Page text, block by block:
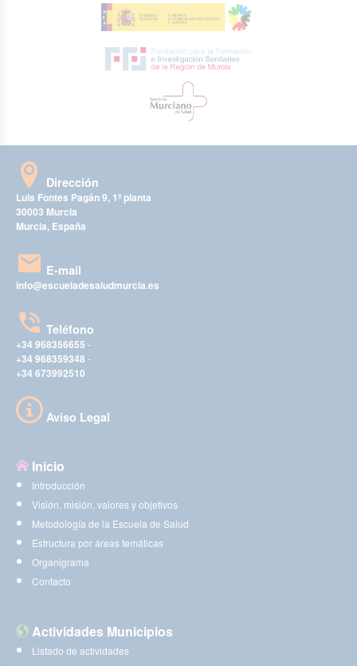
Dirección
Luis Fontes Pagán 9, 1ª planta
30003 Murcia
Murcia, España
E-mail
info@escueladesaludmurcia.es
Teléfono
+34 968356655 -
+34 968359348 -
+34 673992510
Aviso Legal
Inicio
Introducción
Visión, misión, valores y objetivos
Metodología de la Escuela de Salud
Estructura por áreas temáticas
Organigrama
Contacto
Actividades Municipios
Listado de actividades